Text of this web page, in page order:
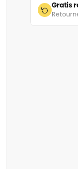
Gratis